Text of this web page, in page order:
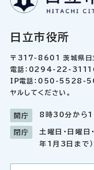
日立市役所
〒317-8601 茨城県日
電話：0294-22-3111（
IP電話：050-5528-
ヤルしてください。
開庁 8時30分から
閉庁
土曜日・日曜日
年1月3日まで）